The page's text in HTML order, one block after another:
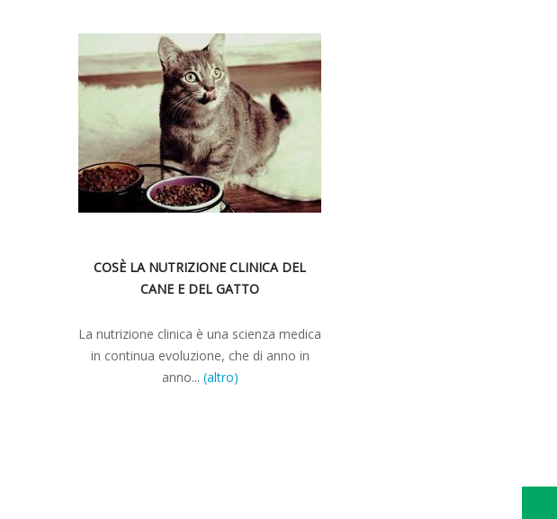
COSÈ LA NUTRIZIONE CLINICA DEL
CANE E DEL GATTO
La nutrizione clinica è una scienza medica
in continua evoluzione, che di anno in
anno... (altro)